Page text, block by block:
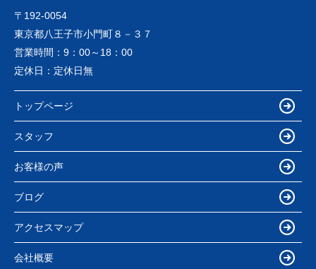
〒192-0054
東京都八王子市小門町８－３７
営業時間： 9：00～18：00
定休日： 定休日無
トップページ
スタッフ
お客様の声
ブログ
アクセスマップ
会社概要